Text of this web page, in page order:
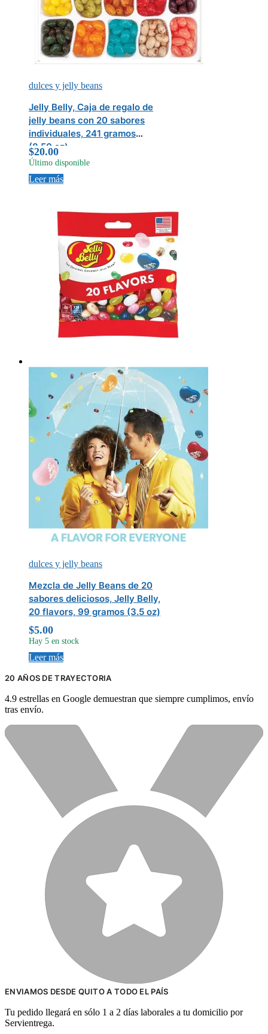
dulces y jelly beans
Jelly Belly, Caja de regalo de
jelly beans con 20 sabores
individuales, 241 gramos
(8.50 oz)
$20.00
Último disponible
Leer más
dulces y jelly beans
Mezcla de Jelly Beans de 20
sabores deliciosos, Jelly Belly,
20 flavors, 99 gramos (3.5 oz)
$5.00
Hay 5 en stock
Leer más
20 AÑOS DE TRAYECTORIA
4.9 estrellas en Google demuestran que siempre cumplimos, envío
tras envío.
ENVIAMOS DESDE QUITO A TODO EL PAÍS
Tu pedido llegará en sólo 1 a 2 días laborales a tu domicilio por
Servientrega.